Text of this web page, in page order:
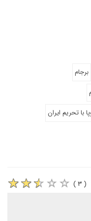
برجام
با تحریم ایران
( ۳ )